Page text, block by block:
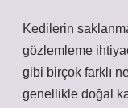
Kedilerin
gözlemleme
gibi birçok farklı
genellikle doğal